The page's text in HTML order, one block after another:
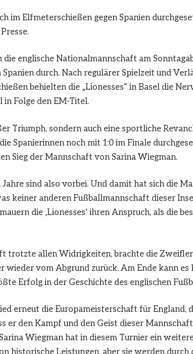
im Elfmeterschießen gegen Spanien
englische Nationalmannschaft am
durch. Nach regulärer Spielzeit und
behielten die „Lionesses“ in Basel die
Folge den EM-Titel.
Triumph, sondern auch eine sportliche
Spanierinnen noch mit 1:0 im Finale
Sieg der Mannschaft von Sarina Wiegman.
sind also vorbei. Und damit hat sich die
keiner anderen Fußballmannschaft dieser
die ‚Lionesses‘ ihren Anspruch, als die
trotzte allen Widrigkeiten, brachte die
wieder vom Abgrund zurück. Am Ende kann es
Erfolg in der Geschichte des englischen
erneut die Europameisterschaft für England,
er den Kampf und den Geist dieser
Wiegman hat in diesem Turnier ein